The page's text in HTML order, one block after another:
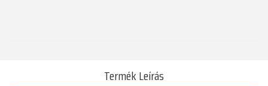
Termék Leírás